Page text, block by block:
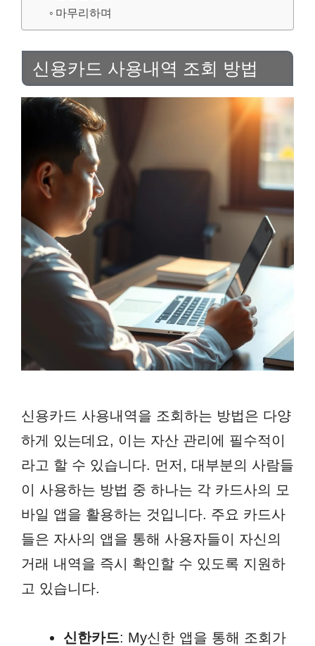
마무리하며
신용카드 사용내역 조회 방법
신용카드 사용내역을 조회하는 방법은 다양
하게 있는데요, 이는 자산 관리에 필수적이
라고 할 수 있습니다. 먼저, 대부분의 사람들
이 사용하는 방법 중 하나는 각 카드사의 모
바일 앱을 활용하는 것입니다. 주요 카드사
들은 자사의 앱을 통해 사용자들이 자신의
거래 내역을 즉시 확인할 수 있도록 지원하
고 있습니다.
신한카드: My신한 앱을 통해 조회가